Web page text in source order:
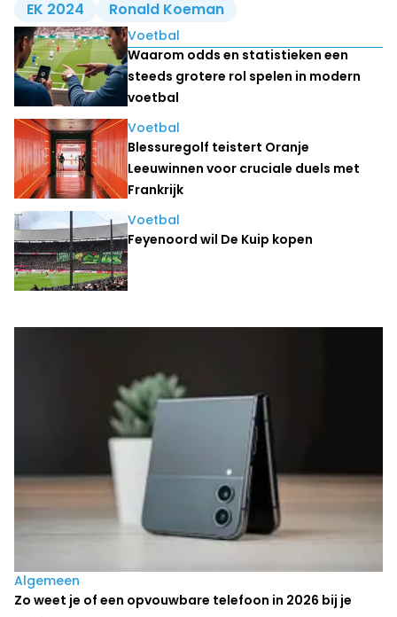
EK 2024 Ronald Koeman
Lees ook
Voetbal
Waarom odds en statistieken een
steeds grotere rol spelen in modern
voetbal
Voetbal
Blessuregolf teistert Oranje
Leeuwinnen voor cruciale duels met
Frankrijk
Voetbal
Feyenoord wil De Kuip kopen
Laatste nieuws
Algemeen
Zo weet je of een opvouwbare telefoon in 2026 bij je